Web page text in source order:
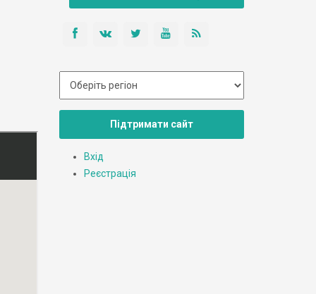
Підтримати сайт
Вхід
Реєстрація